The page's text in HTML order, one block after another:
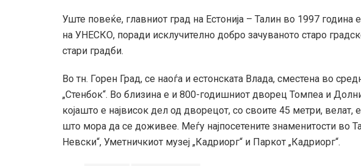
Уште повеќе, главниот град на Естонија – Талин во 1997 година
на УНЕСКО, поради исклучително добро зачуваното старо
стари градби.
Во тн. Горен Град, се наоѓа и естонската Влада, сместена во
„Стенбок“. Во близина е и 800-годишниот дворец Томпеа и
којашто е највисок дел од дворецот, со своите 45 метри,
што мора да се доживее. Меѓу најпосетените знаменитости во
Невски“, Уметничкиот музеј „Кадриорг“ и Паркот „Кадриорг“.